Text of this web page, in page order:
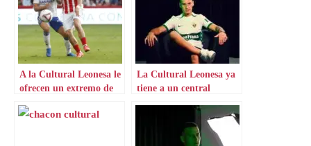
A la Cultural Leonesa le
ofrecen un extremo de
La Cultural Leonesa ya
tiene a un central